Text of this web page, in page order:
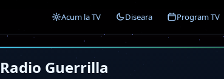
Acum la TV Diseara Program TV
Radio Guerrilla